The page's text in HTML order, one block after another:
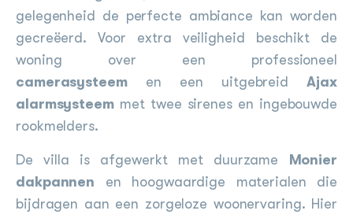
gelegenheid de perfecte ambiance kan worden
gecreëerd. Voor extra veiligheid beschikt de
woning over een professioneel
camerasysteemen een uitgebreidAjax
alarmsysteemmet twee sirenes en ingebouwde
rookmelders.
De villa is afgewerkt met duurzame Monier
dakpannen en hoogwaardige materialen die
bijdragen aan een zorgeloze woonervaring. Hier